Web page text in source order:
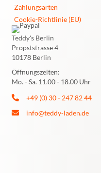
Zahlungsarten
Cookie-Richtlinie (EU)
Teddy's Berlin
Propststrasse 4
10178 Berlin
Öffnungszeiten:
Mo. - Sa. 11.00 - 18.00 Uhr
+49 (0) 30 - 247 82 44
info@teddy-laden.de